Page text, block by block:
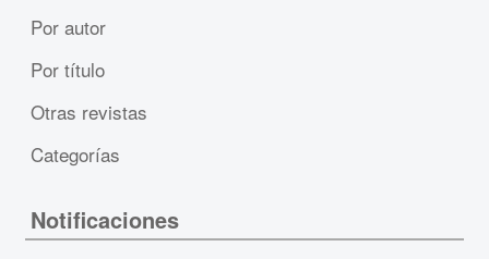
Por autor
Por título
Otras revistas
Categorías
Notificaciones